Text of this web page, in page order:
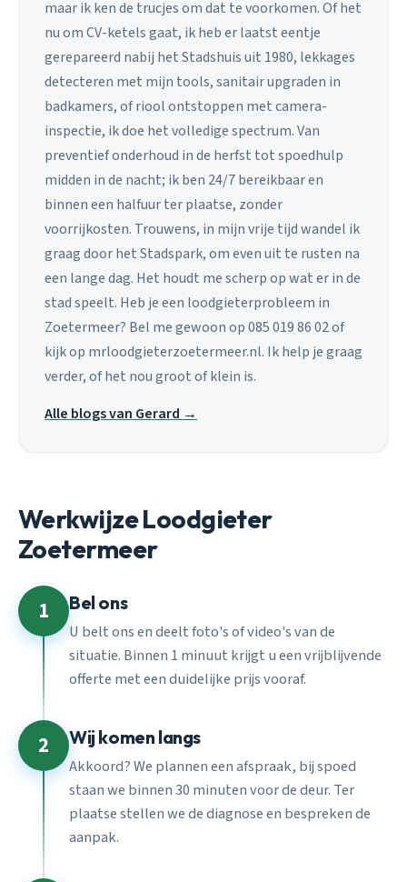
maar ik ken de trucjes om dat te voorkomen. Of het
nu om CV-ketels gaat, ik heb er laatst eentje
gerepareerd nabij het Stadshuis uit 1980, lekkages
detecteren met mijn tools, sanitair upgraden in
badkamers, of riool ontstoppen met camera-
inspectie, ik doe het volledige spectrum. Van
preventief onderhoud in de herfst tot spoedhulp
midden in de nacht; ik ben 24/7 bereikbaar en
binnen een halfuur ter plaatse, zonder
voorrijkosten. Trouwens, in mijn vrije tijd wandel ik
graag door het Stadspark, om even uit te rusten na
een lange dag. Het houdt me scherp op wat er in de
stad speelt. Heb je een loodgieterprobleem in
Zoetermeer? Bel me gewoon op 085 019 86 02 of
kijk op mrloodgieterzoetermeer.nl. Ik help je graag
verder, of het nou groot of klein is.
Alle blogs van Gerard →
Werkwijze Loodgieter
Zoetermeer
1 Bel ons
U belt ons en deelt foto's of video's van de
situatie. Binnen 1 minuut krijgt u een vrijblijvende
offerte met een duidelijke prijs vooraf.
2 Wij komen langs
Akkoord? We plannen een afspraak, bij spoed
staan we binnen 30 minuten voor de deur. Ter
plaatse stellen we de diagnose en bespreken de
aanpak.